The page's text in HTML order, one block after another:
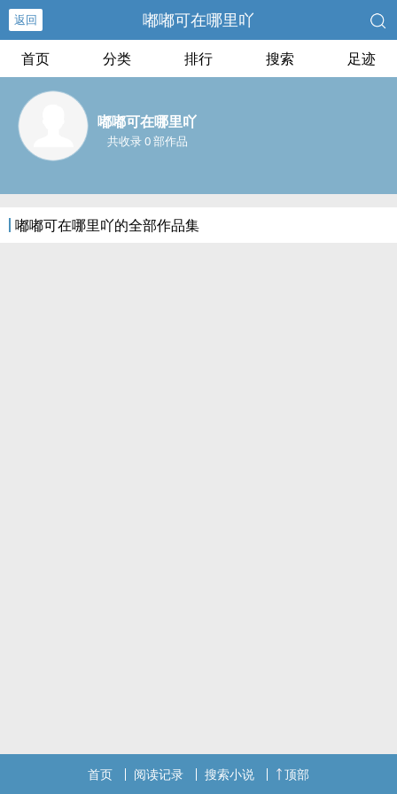
返回 嘟嘟可在哪里吖
首页 分类 排行 搜索 足迹
嘟嘟可在哪里吖
共收录 0 部作品
嘟嘟可在哪里吖的全部作品集
首页 阅读记录 搜索小说 顶部